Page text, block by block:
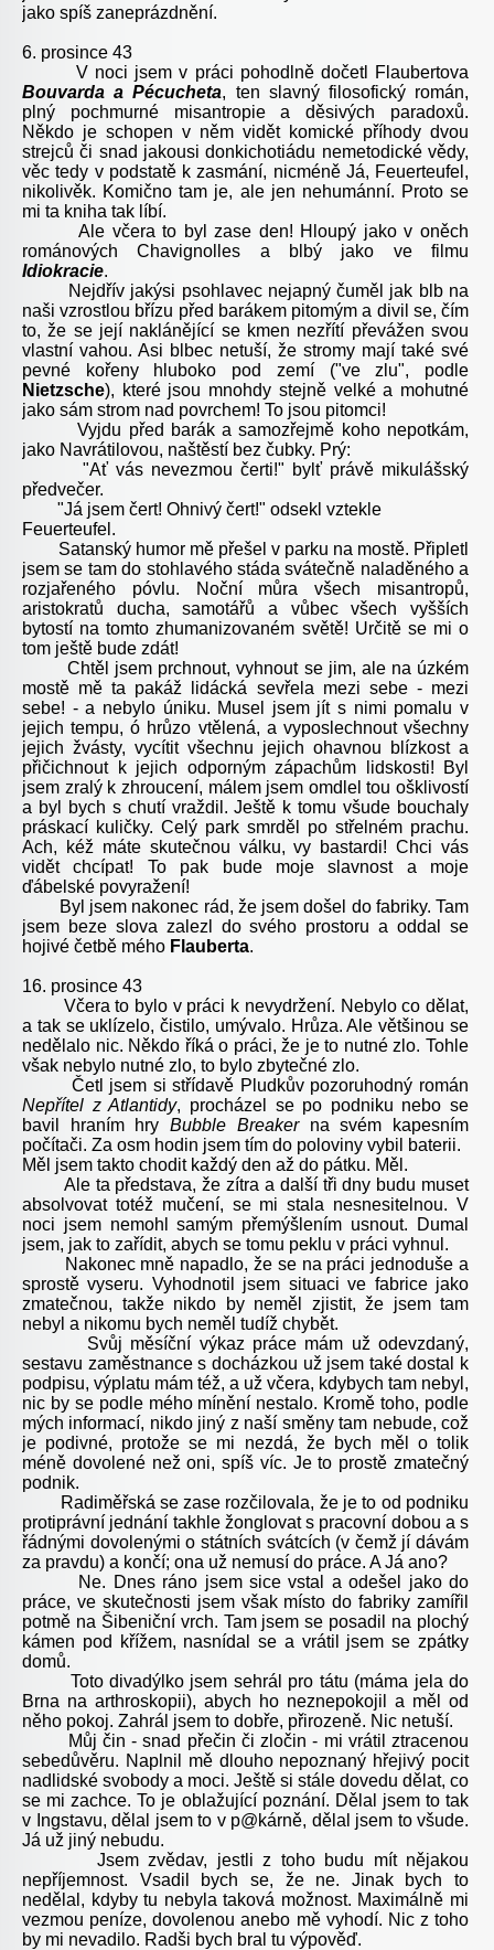
jako spíš zaneprázdnění.
6. prosince 43
V noci jsem v práci pohodlně dočetl Flaubertova
Bouvarda a Pécucheta, ten slavný filosofický román,
plný pochmurné misantropie a děsivých paradoxů.
Někdo je schopen v něm vidět komické příhody dvou
strejců či snad jakousi donkichotiádu nemetodické vědy,
věc tedy v podstatě k zasmání, nicméně Já, Feuerteufel,
nikolivěk. Komično tam je, ale jen nehumánní. Proto se
mi ta kniha tak líbí.
Ale včera to byl zase den! Hloupý jako v oněch
románových Chavignolles a blbý jako ve fil mu
Idiokracie.
Nejdřív jakýsi psohlavec nejapný čuměl jak blb na
naši vzrostlou břízu před barákem pitomým a divil se, čím
to, že se její naklánějící se kmen nezřítí převážen svou
vlastní vahou. Asi blbec netuší, že stromy mají také své
pevné kořeny hluboko pod zemí ("ve zlu", podle
Nietzsche), které jsou mnohdy stejně velké a mohutné
jako sám strom nad povrchem! To jsou pitomci!
Vyjdu před barák a samozřejmě koho nepotkám,
jako Navrátilovou, naštěstí bez čubky. Prý:
"Ať vás nevezmou čerti!" bylť právě mikulášský
předvečer.
"Já jsem čert! Ohnivý čert!" odsekl vztekle
Feuerteufel.
Satanský humor mě přešel v parku na mostě. Připletl
jsem se tam do stohlavého stáda svátečně naladěného a
rozjařeného póvlu. Noční můra všech misantropů,
aristokratů ducha, samotářů a vůbec všech vyšších
bytostí na tomto zhumanizovaném světě! Určitě se mi o
tom ještě bude zdát!
Chtěl jsem prchnout, vyhnout se jim, ale na úzkém
mostě mě ta pakáž lidácká sevřela mezi sebe - mezi
sebe! - a nebylo úniku. Musel jsem jít s nimi pomalu v
jejich tempu, ó hrůzo vtělená, a vyposlechnout všechny
jejich žvásty, vycítit všechnu jejich ohavnou blízkost a
přičichnout k jejich odporným zápachům lidskosti! Byl
jsem zralý k zhroucení, málem jsem omdlel tou ošklivostí
a byl bych s chutí vraždil. Ještě k tomu všude bouchaly
práskací kuličky. Celý park smrděl po střelném prachu.
Ach, kéž máte skutečnou válku, vy bastardi! Chci vás
vidět chcípat! To pak bude moje slavnost a moje
ďábelské povyražení!
Byl jsem nakonec rád, že jsem došel do fabriky. Tam
jsem beze slova zalezl do svého prostoru a oddal se
hojivé četbě mého Flauberta.
16. prosince 43
Včera to bylo v práci k nevydržení. Nebylo co dělat,
a tak se uklízelo, čistilo, umývalo. Hrůza. Ale většinou se
nedělalo nic. Někdo říká o práci, že je to nutné zlo. Tohle
však nebylo nutné zlo, to bylo zbytečné zlo.
Četl jsem si střídavě Pludkův pozoruhodný román
Nepřítel z Atlantidy, procházel se po podniku nebo se
bavil hraním hryBubble Breakerna svém kapesním
počítači. Za osm hodin jsem tím do poloviny vybil baterii.
Měl jsem takto chodit každý den až do pátku. Měl.
Ale ta představa, že zítra a další tři dny budu muset
absolvovat totéž mučení, se mi stala nesnesitelnou. V
noci jsem nemohl samým přemýšlením usnout. Dumal
jsem, jak to zařídit, abych se tomu peklu v práci vyhnul.
Nakonec mně napadlo, že se na práci jednoduše a
sprostě vyseru. Vyhodnotil jsem situaci ve fabrice jako
zmatečnou, takže nikdo by neměl zjistit, že jsem tam
nebyl a nikomu bych neměl tudíž chybět.
Svůj měsíční výkaz práce mám už odevzdaný,
sestavu zaměstnance s docházkou už jsem také dostal k
podpisu, výplatu mám též, a už včera, kdybych tam nebyl,
nic by se podle mého mínění nestalo. Kromě toho, podle
mých informací, nikdo jiný z naší směny tam nebude, což
je podivné, protože se mi nezdá, že bych měl o tolik
méně dovolené než oni, spíš víc. Je to prostě zmatečný
podnik.
Radiměřská se zase rozčilovala, že je to od podniku
protiprávní jednání takhle žonglovat s pracovní dobou a s
řádnými dovolenými o státních svátcích (v čemž jí dávám
za pravdu) a končí; ona už nemusí do práce. A Já ano?
Ne. Dnes ráno jsem sice vstal a odešel jako do
práce, ve skutečnosti jsem však místo do fabriky zamířil
potmě na Šibeniční vrch. Tam jsem se posadil na plochý
kámen pod křížem, nasnídal se a vrátil jsem se zpátky
domů.
Toto divadýlko jsem sehrál pro tátu (máma jela do
Brna na arthroskopii), abych ho neznepokojil a měl od
něho pokoj. Zahrál jsem to dobře, přirozeně. Nic netuší.
Můj čin - snad přečin či zločin - mi vrátil ztracenou
sebedůvěru. Naplnil mě dlouho nepoznaný hřejivý pocit
nadlidské svobody a moci. Ještě si stále dovedu dělat, co
se mi zachce. To je oblažující poznání. Dělal jsem to tak
v Ingstavu, dělal jsem to v p@kárně, dělal jsem to všude.
Já už jiný nebudu.
Jsem zvědav, jestli z toho budu mít nějakou
nepříjemnost. Vsadil bych se, že ne. Jinak bych to
nedělal, kdyby tu nebyla taková možnost. Maximálně mi
vezmou peníze, dovolenou anebo mě vyhodí. Nic z toho
by mi nevadilo. Radši bych bral tu výpověď.